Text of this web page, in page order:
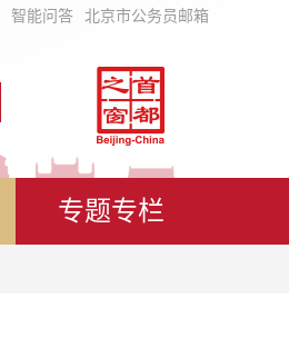
智能问答 北京市公务员邮箱
专题专栏